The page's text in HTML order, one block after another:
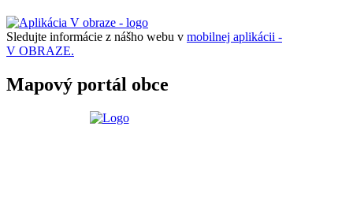
Sledujte informácie z nášho webu v mobilnej aplikácii -
V OBRAZE.
Mapový portál obce